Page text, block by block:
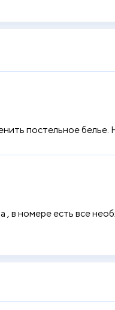
постельное белье.
, в номере есть все